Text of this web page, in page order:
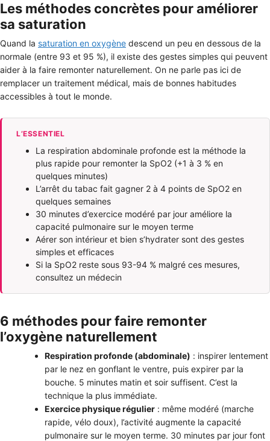
Les méthodes concrètes pour améliorer
sa saturation
Quand la saturation en oxygène descend un peu en dessous de la
normale (entre 93 et 95 %), il existe des gestes simples qui peuvent
aider à la faire remonter naturellement. On ne parle pas ici de
remplacer un traitement médical, mais de bonnes habitudes
accessibles à tout le monde.
L’ESSENTIEL
La respiration abdominale profonde est la méthode la
plus rapide pour remonter la SpO2 (+1 à 3 % en
quelques minutes)
L’arrêt du tabac fait gagner 2 à 4 points de SpO2 en
quelques semaines
30 minutes d’exercice modéré par jour améliore la
capacité pulmonaire sur le moyen terme
Aérer son intérieur et bien s’hydrater sont des gestes
simples et efficaces
Si la SpO2 reste sous 93-94 % malgré ces mesures,
consultez un médecin
6 méthodes pour faire remonter
l’oxygène naturellement
Respiration profonde (abdominale) : inspirer lentement
par le nez en gonflant le ventre, puis expirer par la
bouche. 5 minutes matin et soir suffisent. C’est la
technique la plus immédiate.
Exercice physique régulier : même modéré (marche
rapide, vélo doux), l’activité augmente la capacité
pulmonaire sur le moyen terme. 30 minutes par jour font